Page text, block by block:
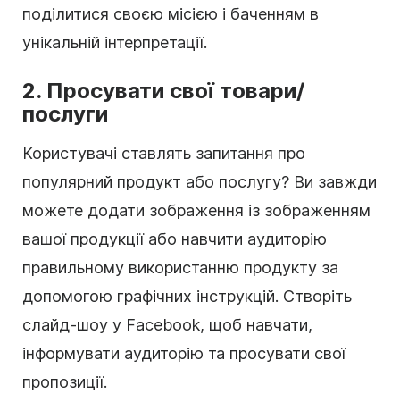
поділитися своєю місією і баченням в
унікальній інтерпретації.
2. Просувати свої товари/
послуги
Користувачі ставлять запитання про
популярний продукт або послугу? Ви завжди
можете додати зображення із зображенням
вашої продукції або навчити аудиторію
правильному використанню продукту за
допомогою графічних інструкцій. Створіть
слайд-шоу у Facebook, щоб навчати,
інформувати аудиторію та просувати свої
пропозиції.